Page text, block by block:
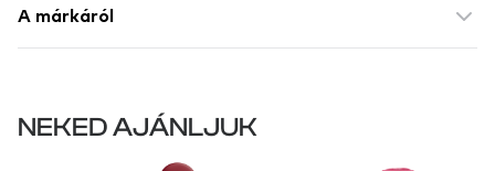
A márkáról
NEKED AJÁNLJUK